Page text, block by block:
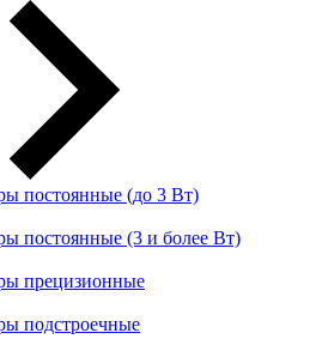
постоянные (до 3 Вт)
постоянные (3 и более Вт)
прецизионные
подстроечные